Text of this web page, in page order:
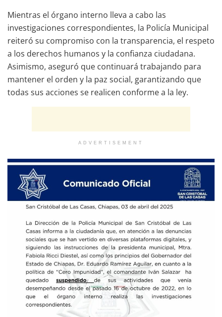
Mientras el órgano interno lleva a cabo las
investigaciones correspondientes, la Policía Municipal
reiteró su compromiso con la transparencia, el respeto
a los derechos humanos y la confianza ciudadana.
Asimismo, aseguró que continuará trabajando para
mantener el orden y la paz social, garantizando que
todas sus acciones se realicen conforme a la ley.
ADVERTISEMENT